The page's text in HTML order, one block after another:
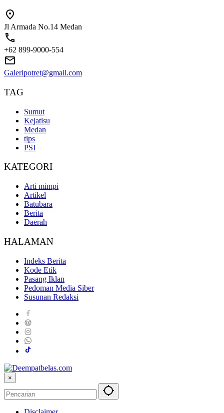
Jl Armada No.14 Medan
+62 899-9000-554
Galeripotret@gmail.com
TAG
Sumut
Kejatisu
Medan
tips
PSI
KATEGORI
Arti mimpi
Artikel
Batubara
Berita
Daerah
HALAMAN
Indeks Berita
Kode Etik
Pasang Iklan
Pedoman Media Siber
Susunan Redaksi
×